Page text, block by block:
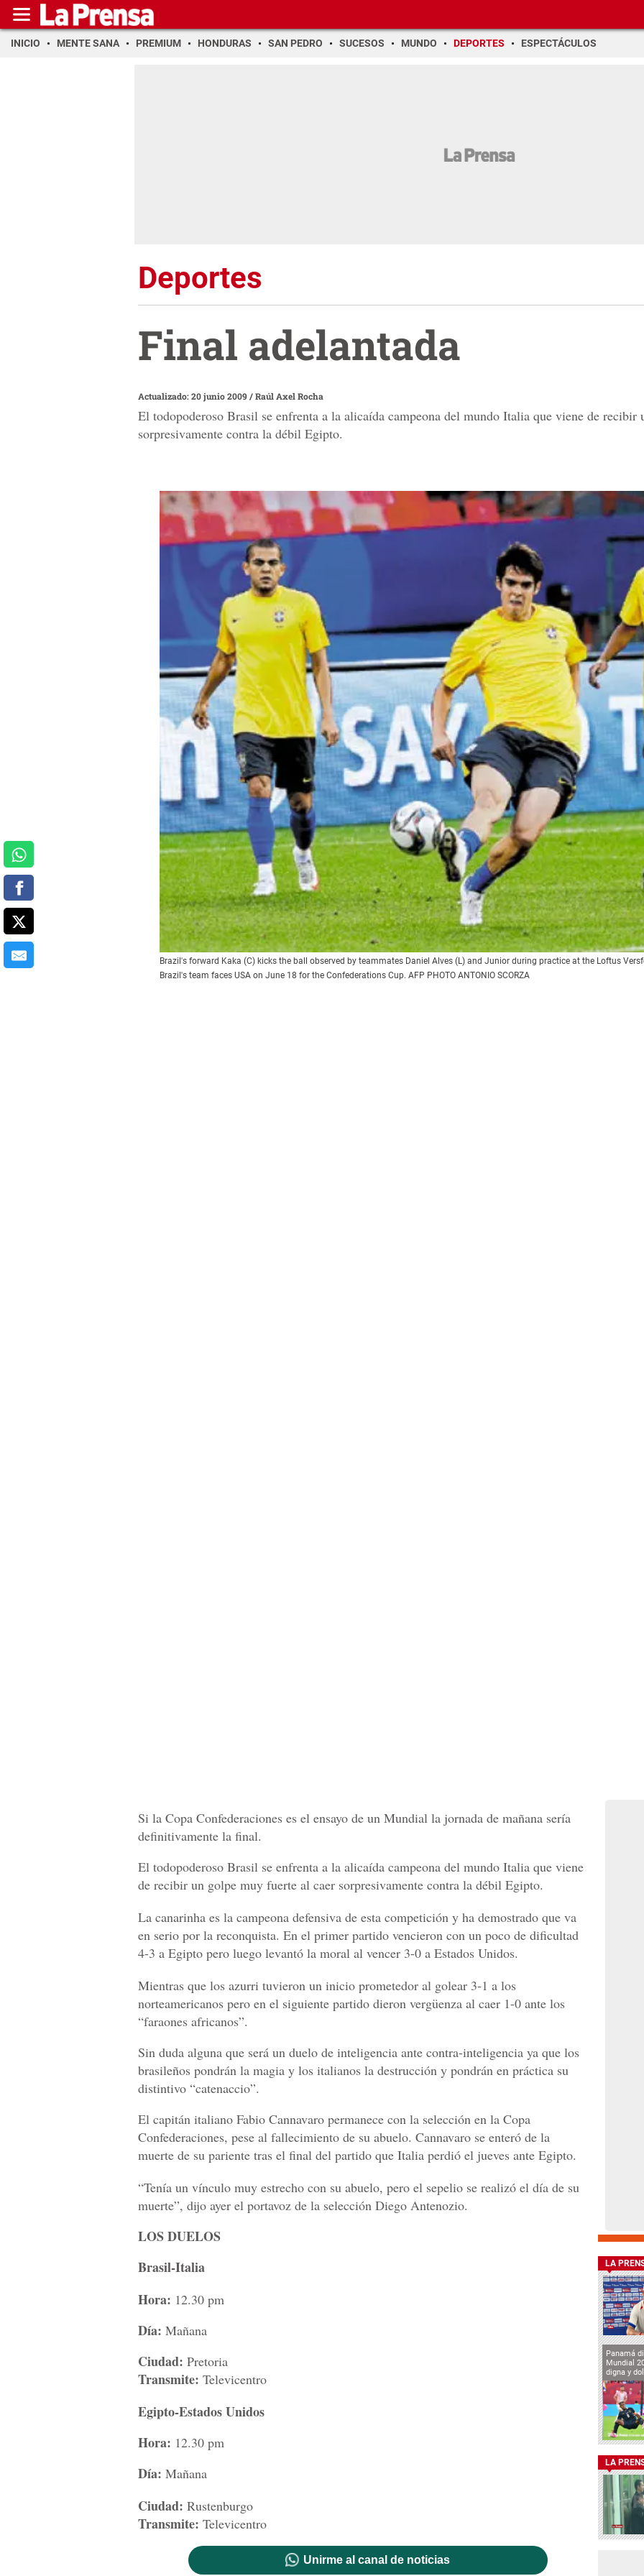
INICIO MENTE SANA PREMIUM HONDURAS SAN PEDRO SUCESOS MUNDO DEPORTES ESPECTÁCULOS
Deportes
Final adelantada
Actualizado: 20 junio 2009/Raúl Axel Rocha
El todopoderoso Brasil se enfrenta a la alicaída campeona del mundo Italia que viene de recibir
sorpresivamente contra la débil Egipto.
Brazil's forward Kaka (C) kicks the ball observed by teammates Daniel Alves (L) and Junior during practice at the Loftus
Brazil's team faces USA on June 18 for the Confederations Cup. AFP PHOTO ANTONIO SCORZA
Si la Copa Confederaciones es el ensayo de un Mundial la jornada de mañana sería
definitivamente la final.
El todopoderoso Brasil se enfrenta a la alicaída campeona del mundo Italia que viene
de recibir un golpe muy fuerte al caer sorpresivamente contra la débil Egipto.
La canarinha es la campeona defensiva de esta competición y ha demostrado que va
en serio por la reconquista. En el primer partido vencieron con un poco de dificultad
4-3 a Egipto pero luego levantó la moral al vencer 3-0 a Estados Unidos.
Mientras que los azurri tuvieron un inicio prometedor al golear 3-1 a los
norteamericanos pero en el siguiente partido dieron vergüenza al caer 1-0 ante los
“faraones africanos”.
Sin duda alguna que será un duelo de inteligencia ante contra-inteligencia ya que los
brasileños pondrán la magia y los italianos la destrucción y pondrán en práctica su
distintivo “catenaccio”.
El capitán italiano Fabio Cannavaro permanece con la selección en la Copa
Confederaciones, pese al fallecimiento de su abuelo. Cannavaro se enteró de la
muerte de su pariente tras el final del partido que Italia perdió el jueves ante Egipto.
“Tenía un vínculo muy estrecho con su abuelo, pero el sepelio se realizó el día de su
muerte”, dijo ayer el portavoz de la selección Diego Antenozio.
LOS DUELOS
Brasil-Italia
Hora: 12.30 pm
Día: Mañana
Ciudad: Pretoria
Transmite: Televicentro
Egipto-Estados Unidos
Hora: 12.30 pm
Día: Mañana
Ciudad: Rustenburgo
Transmite: Televicentro
Unirme al canal de noticias
LA
Panamá
Mundial
digna y
LA